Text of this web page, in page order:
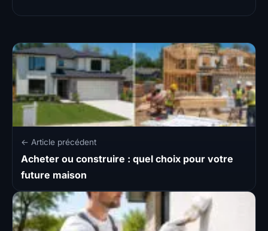
← Article précédent
Acheter ou construire : quel choix pour votre
future maison